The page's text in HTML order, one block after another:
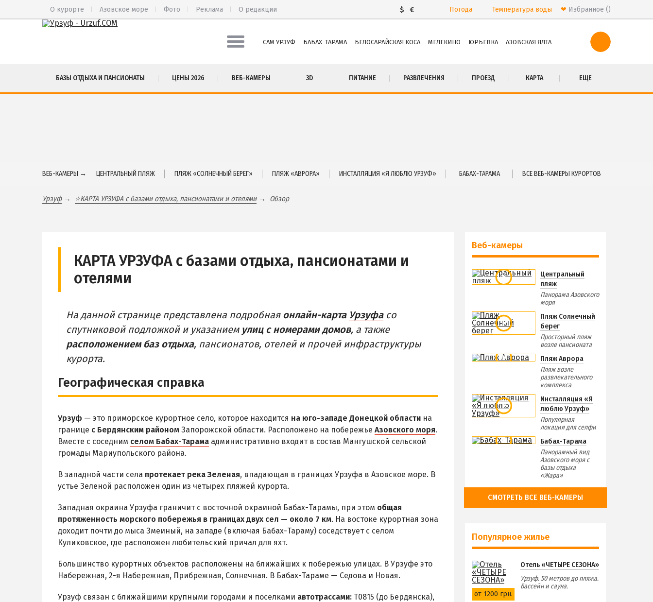
Погода Температура воды ❤ Избранное
$ €
О курорте Азовское море Фото Реклама О редакции
Отдых в бархатный сезон
САМ УРЗУФ БАБАХ-ТАРАМА БЕЛОСАРАЙСКАЯ КОСА МЕЛЕКИНО ЮРЬЕВКА АЗОВСКАЯ ЯЛТА
БАЗЫ ОТДЫХА И ПАНСИОНАТЫ ЦЕНЫ 2026 ВЕБ-КАМЕРЫ 3D ПИТАНИЕ РАЗВЛЕЧЕНИЯ ПРОЕЗД КАРТА ЕЩЕ
ВЕБ-КАМЕРЫ → ЦЕНТРАЛЬНЫЙ ПЛЯЖ ПЛЯЖ «СОЛНЕЧНЫЙ БЕРЕГ» ПЛЯЖ «АВРОРА» ИНСТАЛЛЯЦИЯ «Я ЛЮБЛЮ УРЗУФ» БАБАХ-ТАРАМА ВСЕ ВЕБ-КАМЕРЫ КУРОРТОВ
Урзуф ⭐КАРТА УРЗУФА с базами отдыха, пансионатами и отелями Обзор
КАРТА УРЗУФА с базами отдыха, пансионатами и
отелями
На данной странице представлена подробная онлайн-карта Урзуфасо
спутниковой подложкой и указанием улиц с номерами домов, а также
расположением баз отдыха, пансионатов, отелей и прочей инфраструктуры
курорта.
Географическая справка
Урзуф — это приморское курортное село, которое находится на юго-западе Донецкой области на
границе с Бердянским районом Запорожской области. Расположено на побережье Азовского моря.
Вместе с соседним селом Бабах-Тарама административно входит в состав Мангушской сельской
громады Мариупольского района.
В западной части села протекает река Зеленая, впадающая в границах Урзуфа в Азовское море. В
устье Зеленой расположен один из четырех пляжей курорта.
Западная окраина Урзуфа граничит с восточной окраиной Бабах-Тарамы, при этом общая
протяженность морского побережья в границах двух сел — около 7 км. На востоке курортная зона
доходит почти до мыса Змеиный, на западе (включая Бабах-Тараму) соседствует с селом
Куликовское, где расположен любительский причал для яхт.
Большинство курортных объектов расположены на ближайших к побережью улицах. В Урзуфе это
Набережная, 2-я Набережная, Прибрежная, Солнечная. В Бабах-Тараме — Седова и Новая.
Урзуф связан с ближайшими крупными городами и поселками автотрассами: Т0815 (до Бердянска),
Веб-камеры
Центральный
пляж
Панорама Азовского
моря
Пляж Солнечный
берег
Просторный пляж
возле пансионата
Пляж Аврора
Пляж возле
развлекательного
комплекса
Инсталляция «Я
люблю Урзуф»
Популярная
локация для селфи
Бабах-Тарама
Панорамный вид
Азовского моря с
базы отдыха
«Жара»
СМОТРЕТЬ ВСЕ ВЕБ-КАМЕРЫ
Популярное жилье
от 1200 грн.
Отель «ЧЕТЫРЕ СЕЗОНА»
Урзуф. 50 метров до пляжа.
Бассейн и сауна.